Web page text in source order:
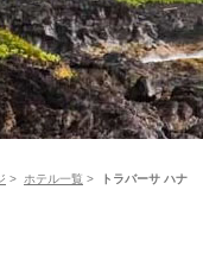
> ホテル一覧 > トラバーサ ハナ